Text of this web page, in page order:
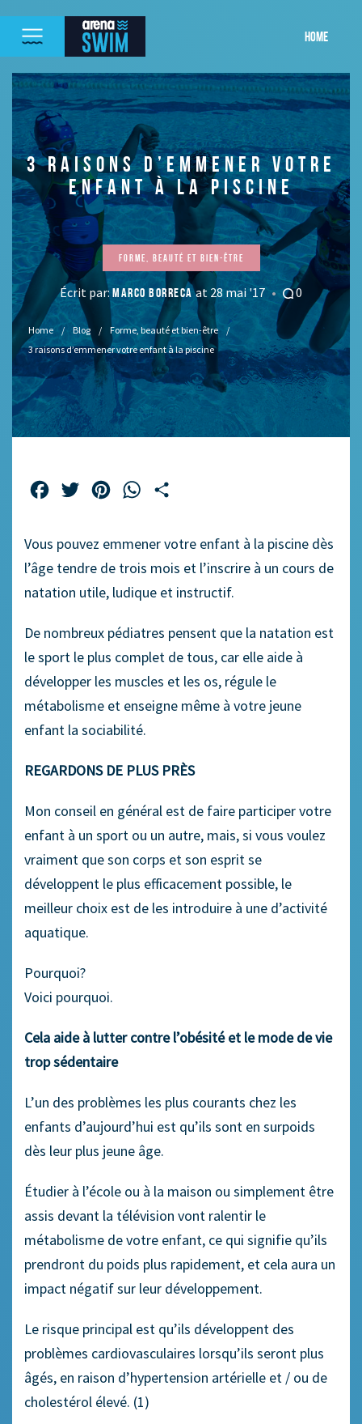
HOME
3 RAISONS D’EMMENER VOTRE
ENFANT À LA PISCINE
Forme, beauté et bien-être
Écrit par:MARCO BORRECAat 28 mai '17 0
Home Blog
Forme, beauté et bien-être
3 raisons d’emmener votre enfant à la piscine
FacebookTwitterPinterestWhatsApp
Vous pouvez emmener votre enfant à la piscine dès
l’âge tendre de trois mois et l’inscrire à un cours de
natation utile, ludique et instructif.
De nombreux pédiatres pensent que la natation est
le sport le plus complet de tous, car elle aide à
développer les muscles et les os, régule le
métabolisme et enseigne même à votre jeune
enfant la sociabilité.
REGARDONS DE PLUS PRÈS
Mon conseil en général est de faire participer votre
enfant à un sport ou un autre, mais, si vous voulez
vraiment que son corps et son esprit se
développent le plus efficacement possible, le
meilleur choix est de les introduire à une d’activité
aquatique.
Pourquoi?
Voici pourquoi.
Cela aide à lutter contre l’obésité et le mode de vie
trop sédentaire
L’un des problèmes les plus courants chez les
enfants d’aujourd’hui est qu’ils sont en surpoids
dès leur plus jeune âge.
Étudier à l’école ou à la maison ou simplement être
assis devant la télévision vont ralentir le
métabolisme de votre enfant, ce qui signifie qu’ils
prendront du poids plus rapidement, et cela aura un
impact négatif sur leur développement.
Le risque principal est qu’ils développent des
problèmes cardiovasculaires lorsqu’ils seront plus
âgés, en raison d’hypertension artérielle et / ou de
cholestérol élevé. (1)